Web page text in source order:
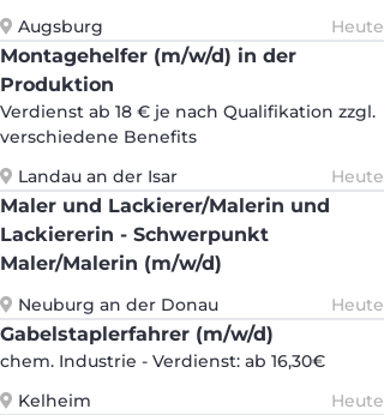
Augsburg Heute
Montagehelfer (m/w/d) in der
Produktion
Verdienst ab 18 € je nach Qualifikation zzgl.
verschiedene Benefits
Landau an der Isar
Heute
Maler und Lackierer/Malerin und
Lackiererin - Schwerpunkt
Maler/Malerin (m/w/d)
Neuburg an der Donau Heute
Gabelstaplerfahrer (m/w/d)
chem. Industrie - Verdienst: ab 16,30€
Kelheim
Heute